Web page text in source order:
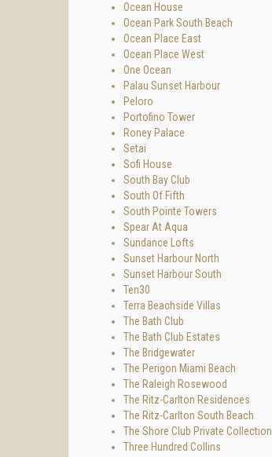
Ocean House
Ocean Park South Beach
Ocean Place East
Ocean Place West
One Ocean
Palau Sunset Harbour
Peloro
Portofino Tower
Roney Palace
Setai
Sofi House
South Bay Club
South Of Fifth
South Pointe Towers
Spear At Aqua
Sundance Lofts
Sunset Harbour North
Sunset Harbour South
Ten30
Terra Beachside Villas
The Bath Club
The Bath Club Estates
The Bridgewater
The Perigon Miami Beach
The Raleigh Rosewood
The Ritz-Carlton Residences
The Ritz-Carlton South Beach
The Shore Club Private Collection
Three Hundred Collins